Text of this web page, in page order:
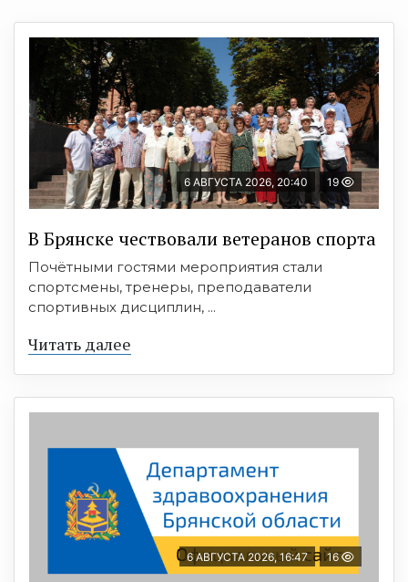
6 АВГУСТА 2026, 20:40 19
В Брянске чествовали ветеранов спорта
Почётными гостями мероприятия стали
спортсмены, тренеры, преподаватели
спортивных дисциплин, ...
Читать далее
6 АВГУСТА 2026, 16:47 16